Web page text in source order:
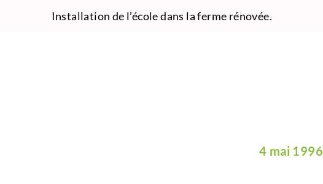
Installation de l’école dans la ferme rénovée.
4 mai 1996